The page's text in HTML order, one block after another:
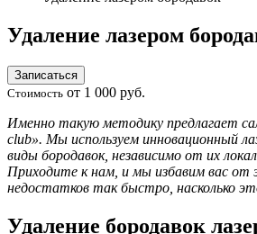
Удаление лазером
Записаться
Стоимость от 1 000 руб.
Именно такую методику предлагает
club». Мы используем инновационный
виды бородавок, независимо от их
Приходите к нам, и мы избавим вас от
недостатков так быстро, насколько
Удаление бородавок